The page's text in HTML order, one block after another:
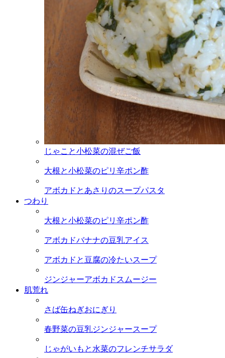
じゃこと小松菜の混ぜご飯
大根と小松菜のピリ辛ポン酢
アボカドとあさりのスープパスタ
つわり
大根と小松菜のピリ辛ポン酢
アボカドバナナの豆乳アイス
アボカドと豆腐の冷たいスープ
ジンジャーアボカドスムージー
肌荒れ
さば缶ねぎおにぎり
春野菜の豆乳ジンジャースープ
じゃがいもと水菜のフレンチサラダ